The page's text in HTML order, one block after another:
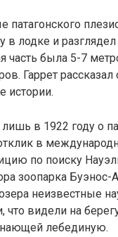
патагонского
в лодке и
часть была 5-7
Гаррет
истории.
в 1922 году о
в
по поиску
зоопарка
неизвестные
что видели на
лебединую.